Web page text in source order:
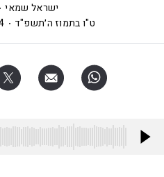
ישראל שמאי
ט"ו בתמוז ה׳תשפ"ד